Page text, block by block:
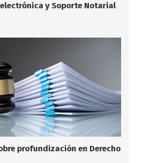
y Soporte Notarial
profundización en Derecho